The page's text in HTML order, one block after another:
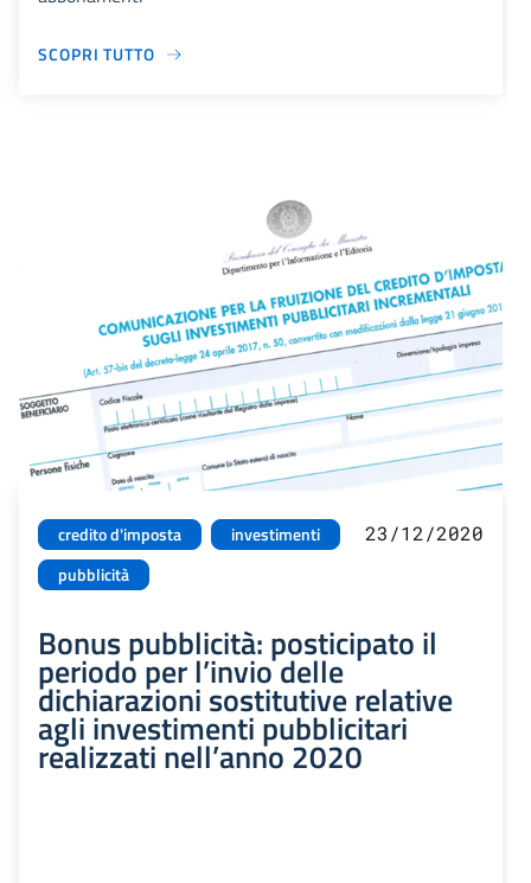
SCOPRI TUTTO
credito d'imposta
investimenti
pubblicità
23/12/2020
Bonus pubblicità: posticipato il
periodo per l’invio delle
dichiarazioni sostitutive relative
agli investimenti pubblicitari
realizzati nell’anno 2020